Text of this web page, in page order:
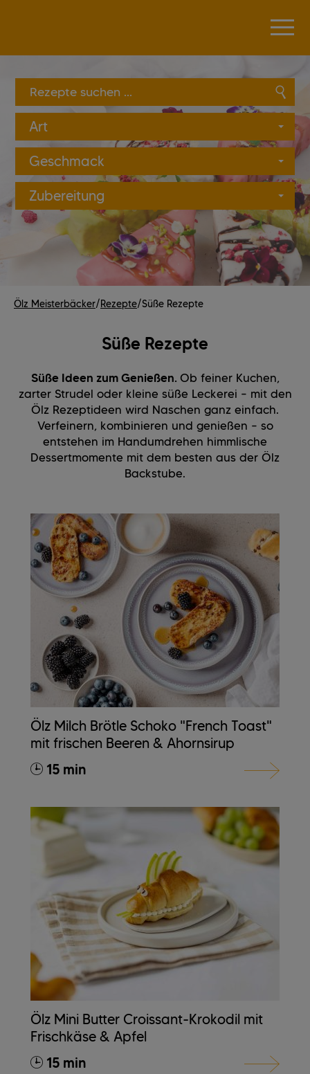
Art
Geschmack
Zubereitung
Ölz Meisterbäcker/Rezepte/Süße Rezepte
Süße Rezepte
Süße Ideen zum Genießen. Ob feiner Kuchen,
zarter Strudel oder kleine süße Leckerei – mit den
Ölz Rezeptideen wird Naschen ganz einfach.
Verfeinern, kombinieren und genießen – so
entstehen im Handumdrehen himmlische
Dessertmomente mit dem besten aus der Ölz
Backstube.
Ölz Milch Brötle Schoko "French Toast"
mit frischen Beeren & Ahornsirup
15 min
Ölz Mini Butter Croissant-Krokodil mit
Frischkäse & Apfel
15 min